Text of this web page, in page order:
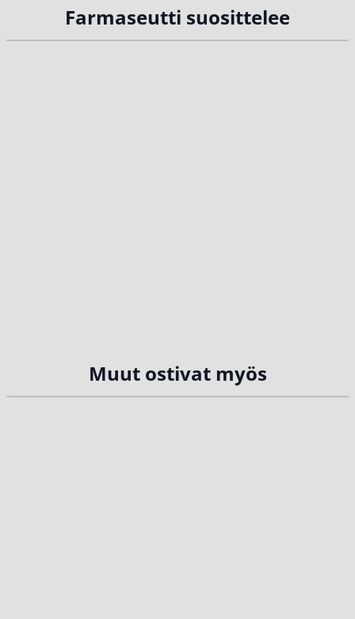
Farmaseutti suosittelee
Muut ostivat myös